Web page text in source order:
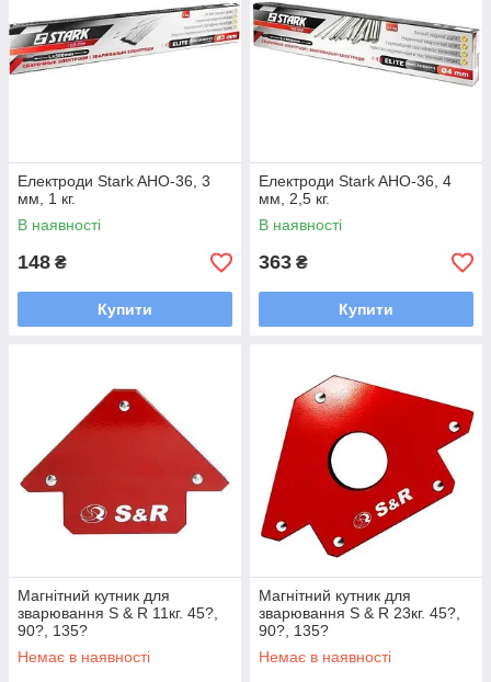
Електроди Stark AHO-36, 3
мм, 1 кг.
В наявності
148 ₴
Купити
Електроди Stark AHO-36, 4
мм, 2,5 кг.
В наявності
363 ₴
Купити
Магнітний кутник для
зварювання S & R 11кг. 45?,
90?, 135?
Немає в наявності
Магнітний кутник для
зварювання S & R 23кг. 45?,
90?, 135?
Немає в наявності